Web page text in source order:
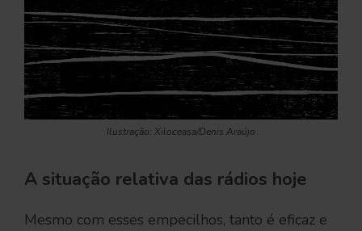
Ilustração: Xiloceasa/Denis Araújo
A situação relativa das rádios hoje
Mesmo com esses empecilhos, tanto é eficaz e